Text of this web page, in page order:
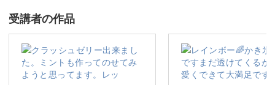
レインボーかき氷、すいか、クラッシュゼリーと、清涼感
あふれる3種の作品ができあがりますよ。
受講者の作品